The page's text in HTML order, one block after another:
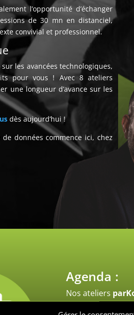
l’opportunité d’échanger
de 30 mn en distanciel,
convivial et professionnel.
sur les avancées technologiques,
pour vous ! Avec 8 ateliers
une longueur d’avance sur les
dès aujourd’hui !
de données commence ici, chez
Agenda :
Nos ateliers
à vos emplois du